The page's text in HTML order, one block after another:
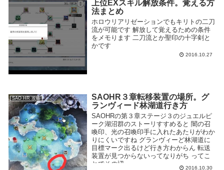
上位EXスキル解放条件。覚える方
法まとめ
ホロウリアリゼーションでもキリトの二刀
流が可能です 解放して覚えるための条件
をメモります 二刀流とか聖印の十字剣と
かです
2016.10.27
SAO HR 攻略
SAOHR３章転移装置の場所。グ
ランヴィード林湖道行き方
SAOHRの第３章ステージ３のジュエルピ
ーク湖沼群のストーリすすめると 闇の召
喚印、光の召喚印手に入れたあたりがわか
りにくいですね グランヴィーど林湖道に
目標マーク出るけど行き方わからん 転送
装置が見つからないってなりがち ってこ
とでその辺...
2016.10.30